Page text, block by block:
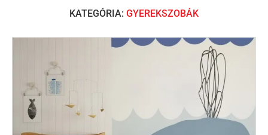
KATEGÓRIA: GYEREKSZOBÁK